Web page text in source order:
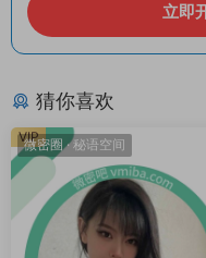
立即
猜你喜欢
微密圈·秘语空间
VIP